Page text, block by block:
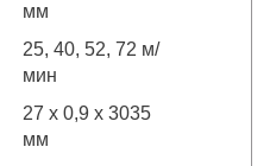
мм
25, 40, 52, 72 м/
мин
27 х 0,9 х 3035
мм